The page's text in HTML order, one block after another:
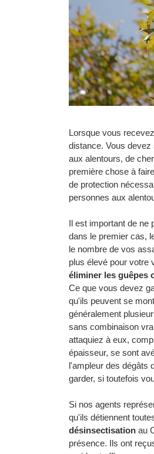
Lorsque vous
distance. Vous
aux alentours, de
première chose à
de protection
personnes aux
Il est important de ne
dans le premier cas,
le nombre de vos
plus élevé pour votre
éliminer les guêpes
Ce que vous devez
qu'ils peuvent se
généralement
sans combinaison
attaquiez à eux,
épaisseur, se sont
l'ampleur des dégâts
garder, si toutefois
Si nos agents
qu'ils détiennent
désinsectisation au
présence. Ils ont